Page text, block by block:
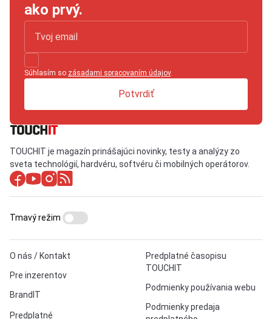
ako prvý.
Súhlasím so zásadami spracovaním údajov.
Potvrdiť
TOUCHIT je magazín prinášajúci novinky, testy a analýzy zo
sveta technológií, hardvéru, softvéru či mobilných operátorov.
O nás / Kontakt
Pre inzerentov
BrandIT
Predplatné
Predplatné časopisu
TOUCHIT
Podmienky používania webu
Podmienky predaja
Tmavý režim